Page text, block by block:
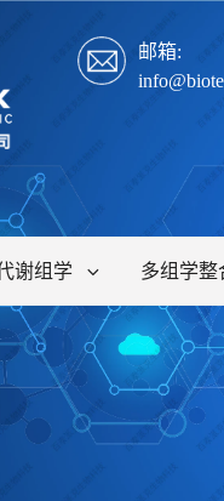
邮箱:
谢组学 多组学整